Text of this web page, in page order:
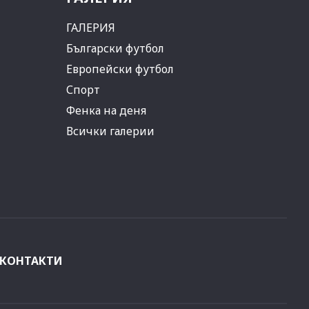
ГАЛЕРИЯ
Български футбол
Европейски футбол
Спорт
Фенка на деня
Всички галерии
КОНТАКТИ